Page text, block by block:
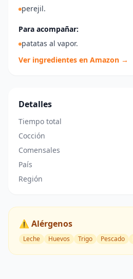
perejil.
Para acompañar:
patatas al vapor.
Ver ingredientes en Amazon →
Detalles
Tiempo total
Cocción
Comensales
País
Región
⚠️ Alérgenos
Leche Huevos Trigo Pescado